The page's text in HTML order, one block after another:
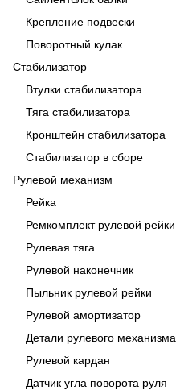
Крепление подвески
Поворотный кулак
Стабилизатор
Втулки стабилизатора
Тяга стабилизатора
Кронштейн стабилизатора
Стабилизатор в сборе
Рулевой механизм
Рейка
Ремкомплект рулевой рейки
Рулевая тяга
Рулевой наконечник
Пыльник рулевой рейки
Рулевой амортизатор
Детали рулевого механизма
Рулевой кардан
Датчик угла поворота руля